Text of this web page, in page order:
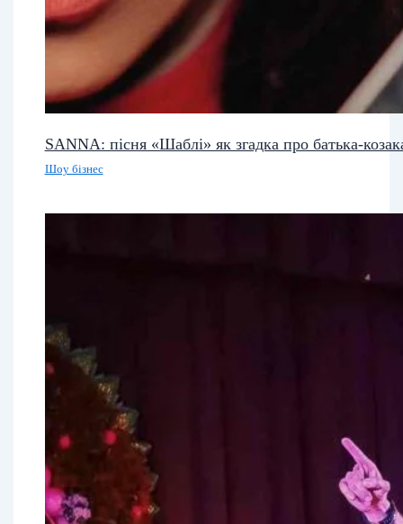
SANNA: пісня «Шаблі» як згадка про батька-
Шоу бізнес